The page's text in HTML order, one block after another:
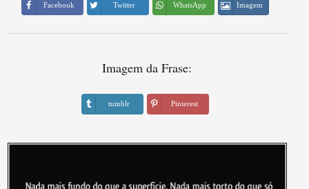
Facebook Twitter WhatsApp Imagem
Imagem da Frase:
tumblr Pinterest